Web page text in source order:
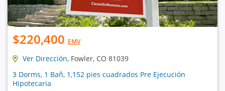
$220,400 EMV
Ver Dirección, Fowler, CO 81039
3 Dorms, 1 Bañ, 1,152 pies cuadrados Pre Ejecución
Hipotecaria